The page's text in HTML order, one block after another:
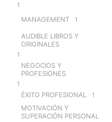
1
MANAGEMENT 1
AUDIBLE LIBROS Y
ORIGINALES
1
NEGOCIOS Y
PROFESIONES
1
ÉXITO PROFESIONAL 1
MOTIVACIÓN Y
SUPERACIÓN PERSONAL